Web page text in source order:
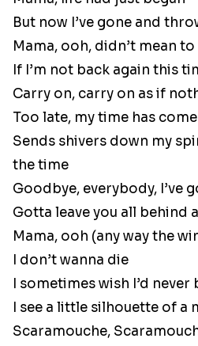
But now I’ve gone and
Mama, ooh, didn’t mean
If I’m not back again this
Carry on, carry on as if
Too late, my time has come
Sends shivers down my
the time
Goodbye, everybody, I’ve
Gotta leave you all behind
Mama, ooh (any way the
I don’t wanna die
I sometimes wish I’d
I see a little silhouette of a
Scaramouche,